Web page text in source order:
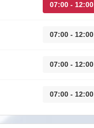
07:00 - 12:00
07:00 - 12:00
07:00 - 12:00
07:00 - 12:00